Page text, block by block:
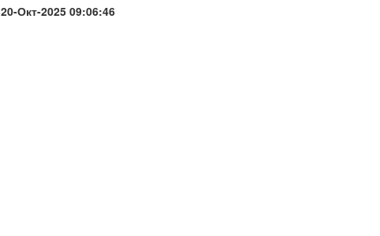
20-Окт-2025 09:06:46